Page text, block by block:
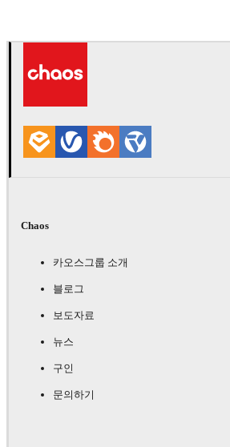
Chaos
카오스그룹 소개
블로그
보도자료
뉴스
구인
문의하기